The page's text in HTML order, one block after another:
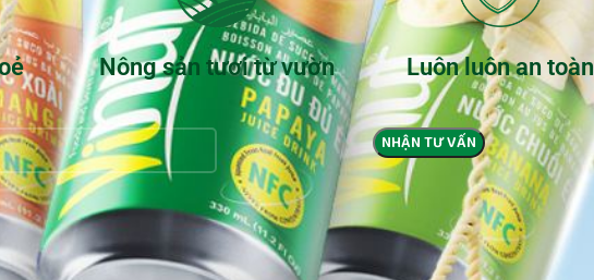
Nông sản tươi từ vườn Luôn luôn an toàn